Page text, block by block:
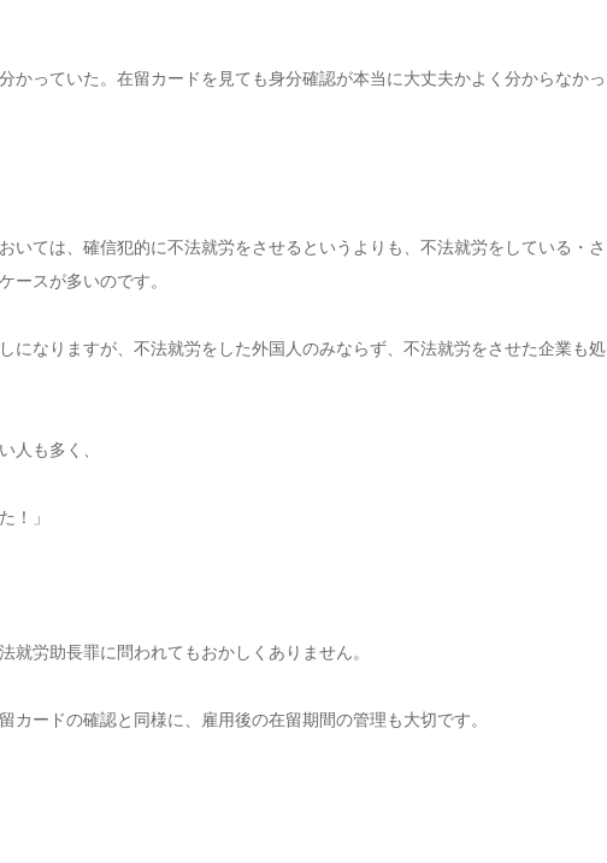
かっていた。在留カードを見ても身分確認が本当に大丈夫かよく分からなかっ
いては、確信犯的に不法就労をさせるというよりも、不法就労をしている・さ
ースが多いのです。
になりますが、不法就労をした外国人のみならず、不法就労をさせた企業も処
人も多く、
！」
労助長罪に問われてもおかしくありません。
ードの確認と同様に、雇用後の在留期間の管理も大切です。